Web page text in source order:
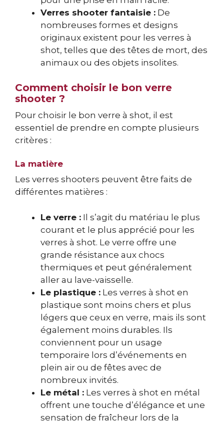
Verres shooter fantaisie : De
nombreuses formes et designs
originaux existent pour les verres à
shot, telles que des têtes de mort, des
animaux ou des objets insolites.
Comment choisir le bon verre
shooter ?
Pour choisir le bon verre à shot, il est
essentiel de prendre en compte plusieurs
critères :
La matière
Les verres shooters peuvent être faits de
différentes matières :
Le verre : Il s’agit du matériau le plus
courant et le plus apprécié pour les
verres à shot. Le verre offre une
grande résistance aux chocs
thermiques et peut généralement
aller au lave-vaisselle.
Le plastique : Les verres à shot en
plastique sont moins chers et plus
légers que ceux en verre, mais ils sont
également moins durables. Ils
conviennent pour un usage
temporaire lors d’événements en
plein air ou de fêtes avec de
nombreux invités.
Le métal : Les verres à shot en métal
offrent une touche d’élégance et une
sensation de fraîcheur lors de la